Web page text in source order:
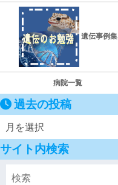
遺伝事例集
病院一覧
過去の投稿
サイト内検索